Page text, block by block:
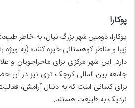
پوکارا
پوکارا، دومین شهر بزرگ نپال، به خاطر
زیبا و مناظر کوهستانی خیره کننده (به
دارد. این شهر مرکزی برای ماجراجویان و
جامعه بین المللی کوچک تری نیز در آن
برای کسانی است که به دنبال آرامش،
نزدیک به طبیعت هستند.